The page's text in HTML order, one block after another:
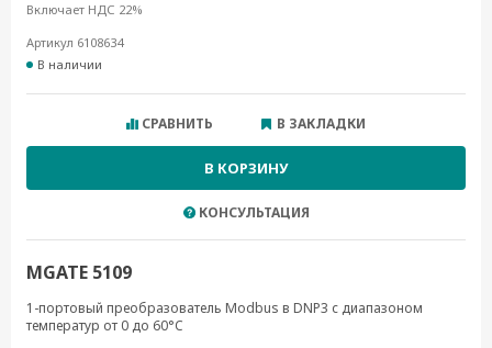
Включает НДС 22%
Артикул 6108634
В наличии
СРАВНИТЬ В ЗАКЛАДКИ
В КОРЗИНУ
КОНСУЛЬТАЦИЯ
MGATE 5109
1-портовый преобразователь Modbus в DNP3 с диапазоном
температур от 0 до 60°C